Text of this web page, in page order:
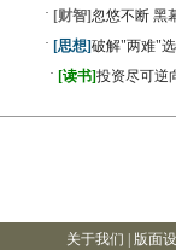
· [财智]忽悠不断 黑
· [思想]破解"两难"
· [读书]投资尽可逆
关于我们 版面